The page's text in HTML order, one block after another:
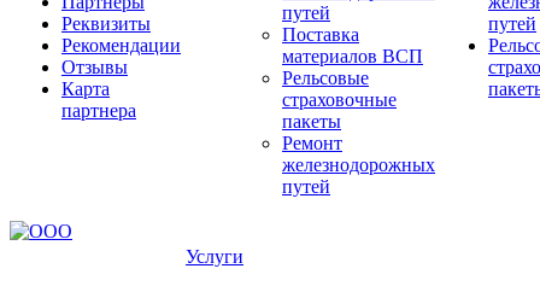
Реквизиты
Рекомендации
Отзывы
Карта
партнера
путей
Поставка
материалов ВСП
Рельсовые
страховочные
пакеты
Ремонт
железнодорожных
путей
путей
Услуги